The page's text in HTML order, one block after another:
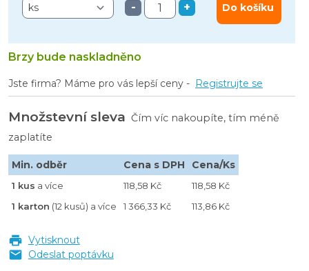
- + Do košíku
Brzy bude naskladněno
Jste firma? Máme pro vás lepší ceny - Registrujte se
Množstevní sleva Čím víc nakoupíte, tím méně
zaplatíte
Min. odběr Cena s DPH Cena/Ks
1 kus a více 118,58 Kč
118,58 Kč
1 karton (12 kusů) a více 1 366,33 Kč 113,86 Kč
Vytisknout
Odeslat poptávku